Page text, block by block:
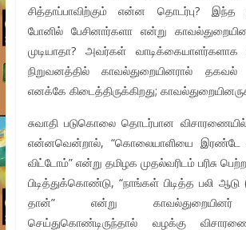
சித்தாப்பாவிற்கும் என்ன தொடர்பு? இந்த
போனில் பேசினார்களா என்று
முடியாதா? அவர்கள் வாடிக்கையாளர்களாக
நிறுவனத்தில் காவல்துறையினரால் தகவல்
எனக்கே கிடைத்திருக்கிறது;
சுவாதி படுகொலை தொடர்பான
என்னவென்றால், “கொலையாளியை இரண்டே
விட்டோம்” என்று தமிழக முதல்வரிடம் பரிசு
பிடித்துக்கொண்டு, “நாங்கள் பிடித்த பலி ஆடு
தான்” என்று
செய்துகொண்டிருந்தால் வழக்கு